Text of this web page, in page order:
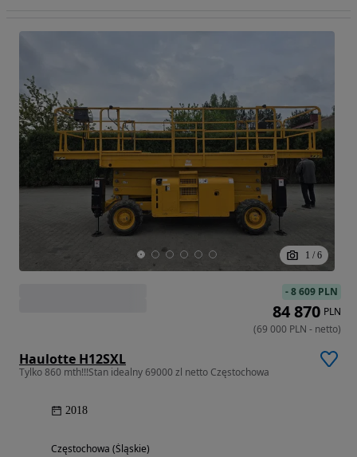
1 / 6
Haulotte H12SXL
Tylko 860 mth!!!Stan idealny 69000 zl netto Częstochowa
2018
Częstochowa (Śląskie)
-8 609 PLN
84 870 PLN
(69 000 PLN - netto)